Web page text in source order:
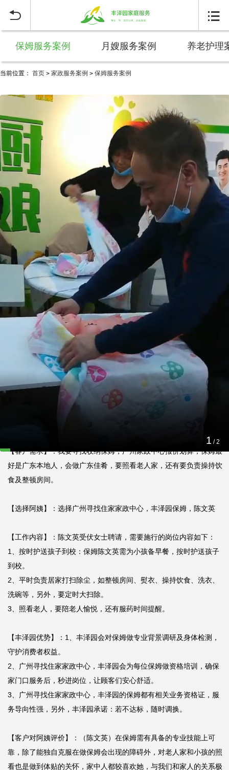
 
保姆服务案例 月嫂服务案例 养老护理
当前位置： 首页 > 家政服务案例 > 保姆服务案例
1 /2
广州寻找保姆喂宠物、说广州话、做广东佳肴
2026-07-07 19:07:22
【客户对阿姨评价】：（陈文英）在保姆需有具备的专业技能上
靠，除了能独自克服在做保姆会出现的障碍外，对老人家和小孩的
看也是做到体贴的关怀，家中人都较喜欢她，与我们和家人的关系
【案例名称】：广州寻找保姆喂宠物、说广州话、做广东佳肴
【客户所在区域及预算】：家住广州越秀滨海御城，伏女士，广州家
【客户需求】：我要寻找收纳保姆，广州家政中心报价划算，保姆最
好是广东本地人，会做广东佳肴，要照看老人家，还有要负责操持饮
食及整顿房间。
【选择阿姨】：选择广州寻找住家家政中心，丰泽园保姆，陈文英
【工作内容】：陈文英受伏女士聘请，需要施行的岗位内容如下：
1、按时护送孩子到校：保姆陈文英需为小孩备早餐，按时护送孩子
到校。
2、平时负责居家打扫除尘，如整顿房间、熨衣、操持饮食、洗衣、
洗碗等，另外，要定时大扫除。
3、照看老人，要陪老人愉悦，还有服药时间提醒。
【丰泽园优势】：1、丰泽园会对保姆做专业背景调研及身体检测，
守护消费者权益。
2、广州寻找住家家政中心，丰泽园会为每位保姆做资格培训，确保
家门口服务后，秒进岗位，让顾客们安心舒适。
3、广州寻找住家家政中心，丰泽园的保姆都有相关业务资格证，服
务导向性强，另外，丰泽园承诺：若不达标，随时调换。
【客户对阿姨评价】：（陈文英）在保姆需有具备的专业技能上可
靠，除了能独自克服在做保姆会出现的障碍外，对老人家和小孩的照
看也是做到体贴的关怀，家中人都较喜欢她，与我们和家人的关系极